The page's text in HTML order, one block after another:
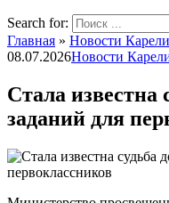
Search for:
Главная » Новости
08.07.2026Новости
Стала известна
заданий для